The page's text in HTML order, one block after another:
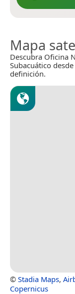
Mapa
Descubra Oficina
Subacuático
definición.
© Stadia Maps,
Copernicus